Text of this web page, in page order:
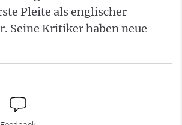
Pleite als englischer
Seine Kritiker haben neue